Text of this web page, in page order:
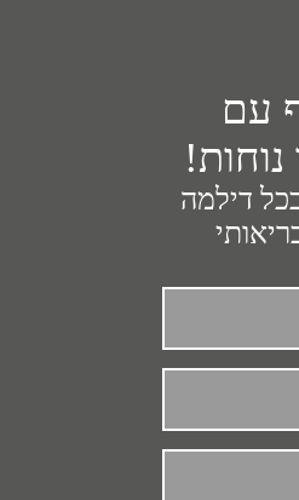
עם
דילמה